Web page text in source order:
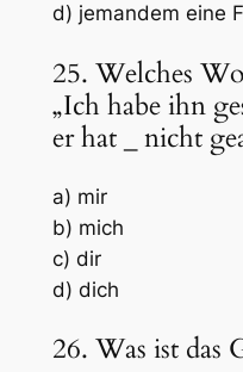
d) jemandem eine
25. Welches
„Ich habe ihn
er hat
nicht
a) mir
b) mich
c) dir
d) dich
26. Was ist das